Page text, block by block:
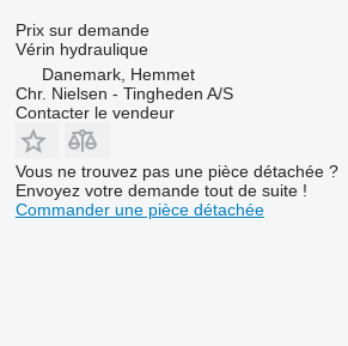
Prix sur demande
Vérin hydraulique
Danemark, Hemmet
Chr. Nielsen - Tingheden A/S
Contacter le vendeur
Vous ne trouvez pas une pièce détachée ?
Envoyez votre demande tout de suite !
Commander une pièce détachée